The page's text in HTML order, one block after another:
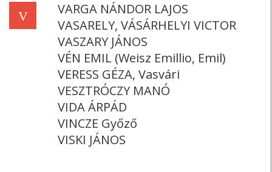
V
VARGA NÁNDOR LAJOS
VASARELY, VÁSÁRHELYI VICTOR
VASZARY JÁNOS
VÉN EMIL (Weisz Emillio, Emil)
VERESS GÉZA, Vasvári
VESZTRÓCZY MANÓ
VIDA ÁRPÁD
VINCZE Győző
VISKI JÁNOS